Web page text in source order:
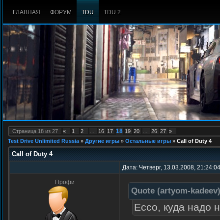
ГЛАВНАЯ ФОРУМ TDU TDU 2
Страница 18 из 27 « 1 2 16 17 18 19 20 26 27 »
Test Drive Unlimited Russia » Другие игры » Остальные игры » Call of Duty 4
Call of Duty 4
Дата: Четверг, 13.03.2008,
Профи
Quote (artyom-kadeev)
Ecco, куда надо